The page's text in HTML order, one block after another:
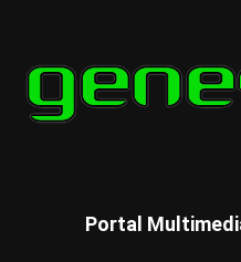
Portal